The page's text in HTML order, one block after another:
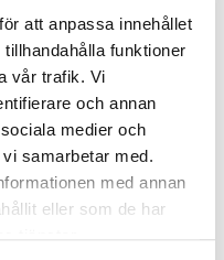
att anpassa innehållet
funktioner
vår trafik. Vi
och annan
medier och
samarbetar med.
med annan
eller som de har